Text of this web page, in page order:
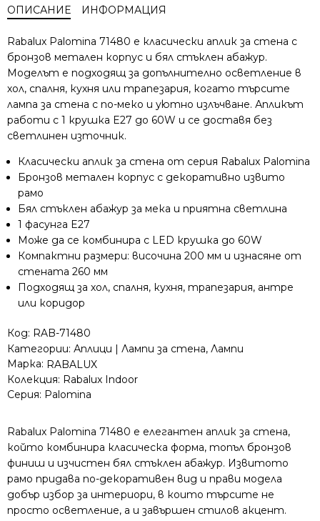
Palomina
E27
бронз
с
бяло
стъкло
ОПИСАНИЕ ИНФОРМАЦИЯ
Rabalux Palomina 71480 е класически аплик за стена с
бронзов метален корпус и бял стъклен абажур.
Моделът е подходящ за допълнително осветление в
хол, спалня, кухня или трапезария, когато търсите
лампа за стена с по-меко и уютно излъчване. Апликът
работи с 1 крушка E27 до 60W и се доставя без
светлинен източник.
Класически аплик за стена от серия Rabalux Palomina
Бронзов метален корпус с декоративно извито
рамо
Бял стъклен абажур за мека и приятна светлина
1 фасунга E27
Може да се комбинира с LED крушка до 60W
Компактни размери: височина 200 мм и изнасяне от
стената 260 мм
Подходящ за хол, спалня, кухня, трапезария, антре
или коридор
Код: RAB-71480
Категории: Аплици | Лампи за стена, Лампи
Марка: RABALUX
Колекция: Rabalux Indoor
Серия: Palomina
Rabalux Palomina 71480 е елегантен аплик за стена,
който комбинира класическа форма, топъл бронзов
финиш и изчистен бял стъклен абажур. Извитото
рамо придава по-декоративен вид и прави модела
добър избор за интериори, в които търсите не
просто осветление, а и завършен стилов акцент.